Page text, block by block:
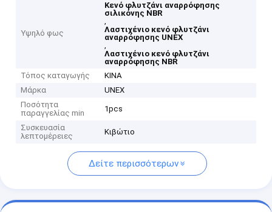
Υψηλό φως
Κενό φλυτζάνι αναρρόφησης
σιλικόνης NBR
,
Λαστιχένιο κενό φλυτζάνι
αναρρόφησης UNEX
,
Λαστιχένιο κενό φλυτζάνι
αναρρόφησης NBR
Τόπος καταγωγής
ΚΙΝΑ
Μάρκα
UNEX
Ποσότητα
παραγγελίας min
1pcs
Συσκευασία
λεπτομέρειες
Κιβώτιο
Δείτε περισσότερων